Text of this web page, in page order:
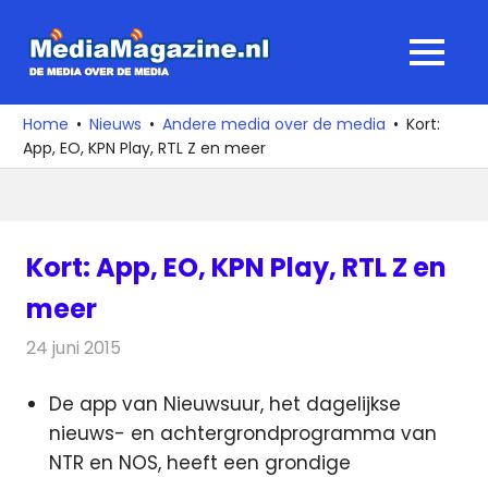
naar
media
over
de
MENU
Home Nieuws Andere media over de media
Kort:
App, EO, KPN Play, RTL Z en meer
Kort: App, EO, KPN Play, RTL Z en
meer
24 juni 2015
De app van Nieuwsuur, het dagelijkse
nieuws- en achtergrondprogramma van
NTR en NOS, heeft een grondige